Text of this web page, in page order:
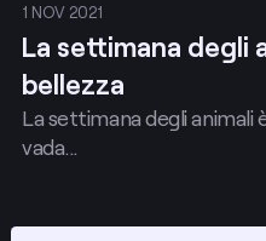
1 NOV 2021
La settimana degli
bellezza
La settimana degli animali
vada...